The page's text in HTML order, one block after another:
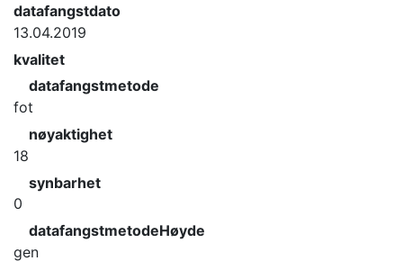
datafangstdato
13.04.2019
kvalitet
datafangstmetode
fot
nøyaktighet
18
synbarhet
0
datafangstmetodeHøyde
gen